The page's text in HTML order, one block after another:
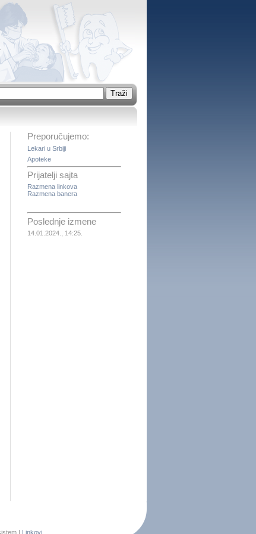
Preporučujemo:
Lekari u Srbiji
Apoteke
Prijatelji sajta
Razmena linkova
Razmena banera
Poslednje izmene
14.01.2024., 14:25.
| Linkovi